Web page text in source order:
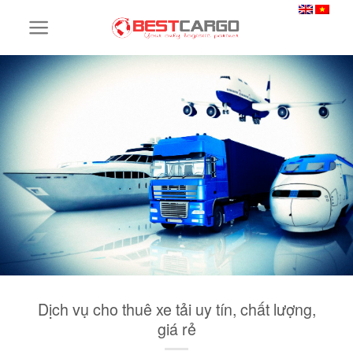
Dịch vụ cho thuê xe tải uy tín, chất lượng,
giá rẻ